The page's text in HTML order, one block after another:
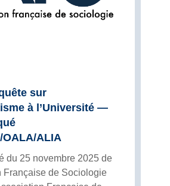
sur
à l’Université —
OALA/ALIA
du 25 novembre 2025 de
Française de Sociologie